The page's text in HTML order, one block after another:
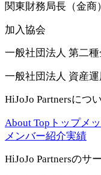
関東財務局長（金商
加入協会
一般社団法人 第二
一般社団法人 資産
HiJoJo Partnersにつ
About Top トップメ
メンバー紹介実績
HiJoJo Partnersのサ